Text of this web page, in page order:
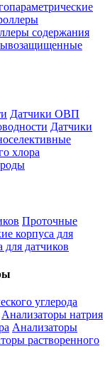
содержания
Датчики ОВП
Датчики
хлора
Проточные
корпуса для
датчиков
углерода
Анализаторы натрия
Анализаторы
растворенного